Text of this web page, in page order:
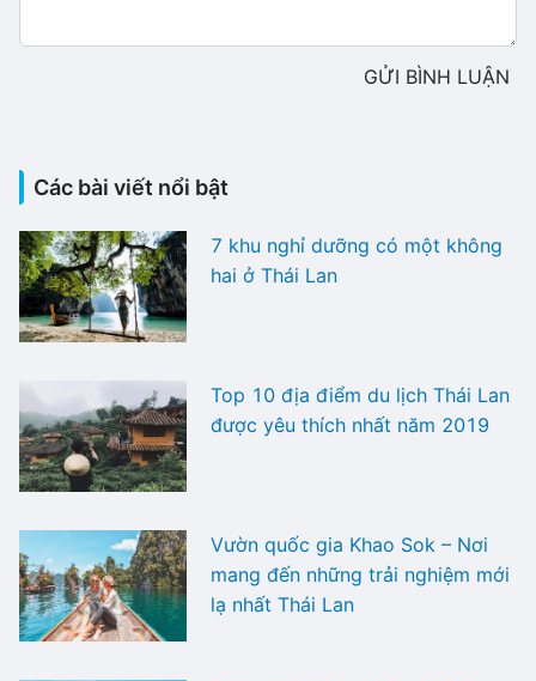
GỬI BÌNH LUẬN
Các bài viết nổi bật
7 khu nghỉ dưỡng có một không
hai ở Thái Lan
Top 10 địa điểm du lịch Thái Lan
được yêu thích nhất năm 2019
Vườn quốc gia Khao Sok – Nơi
mang đến những trải nghiệm mới
lạ nhất Thái Lan